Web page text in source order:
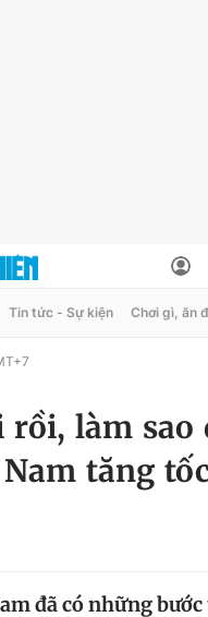
Tin tức - Sự kiện Chơi gì, ăn
rồi, làm sao
tăng
đã có những